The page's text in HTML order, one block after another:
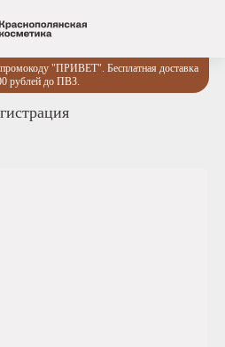
"ПРИВЕТ". Бесплатная доставка
рублей до ПВЗ.